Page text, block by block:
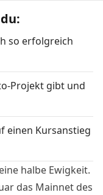
so erfolgreich
Projekt gibt und
einen Kursanstieg
halbe Ewigkeit.
das Mainnet des